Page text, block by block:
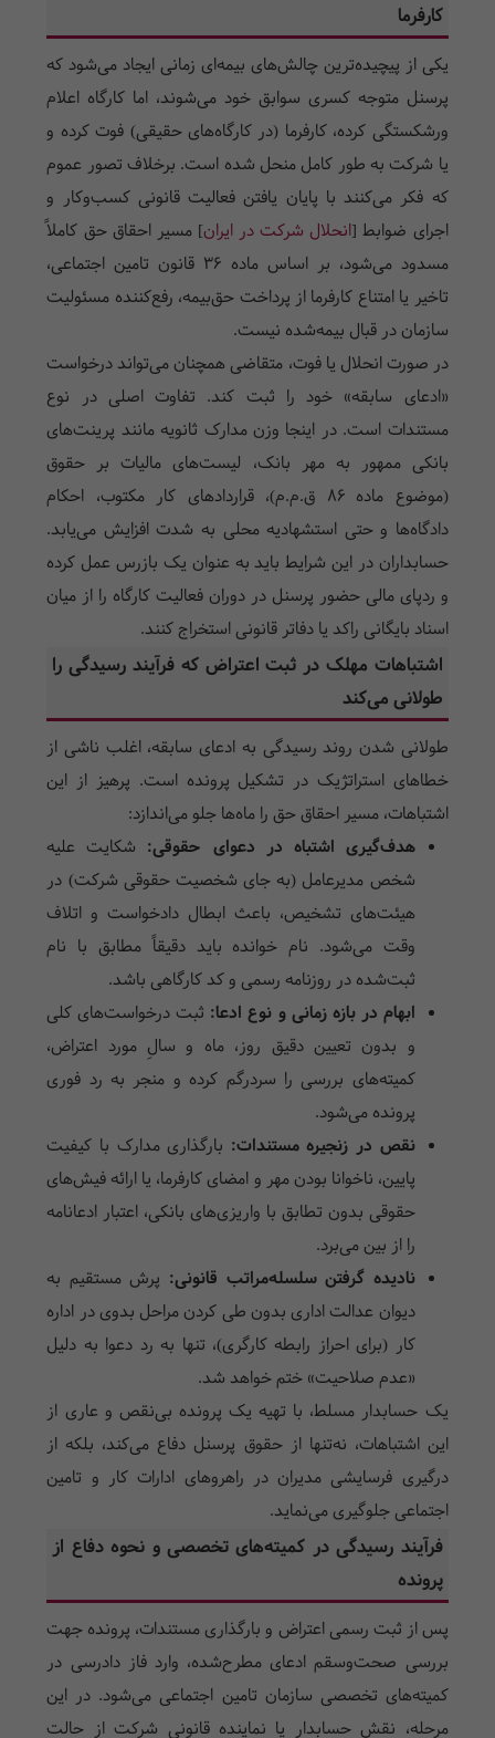
کارفرما
یکی از پیچیده‌ترین چالش‌های بیمه‌ای زمانی ایجاد می‌شود که
پرسنل متوجه کسری سوابق خود می‌شوند، اما کارگاه اعلام
ورشکستگی کرده، کارفرما (در کارگاه‌های حقیقی) فوت کرده و
یا شرکت به طور کامل منحل شده است. برخلاف تصور عموم
که فکر می‌کنند با پایان یافتن فعالیت قانونی کسب‌وکار و
اجرای ضوابط [انحلال شرکت در ایران] مسیر احقاق حق کاملاً
مسدود می‌شود، بر اساس ماده ۳۶ قانون تامین اجتماعی،
تاخیر یا امتناع کارفرما از پرداخت حق‌بیمه، رفع‌کننده مسئولیت
سازمان در قبال بیمه‌شده نیست.
در صورت انحلال یا فوت، متقاضی همچنان می‌تواند درخواست
«ادعای سابقه» خود را ثبت کند. تفاوت اصلی در نوع
مستندات است. در اینجا وزن مدارک ثانویه مانند پرینت‌های
بانکی ممهور به مهر بانک، لیست‌های مالیات بر حقوق
(موضوع ماده ۸۶ ق.م.م)، قراردادهای کار مکتوب، احکام
دادگاه‌ها و حتی استشهادیه محلی به شدت افزایش می‌یابد.
حسابداران در این شرایط باید به عنوان یک بازرس عمل کرده
و ردپای مالی حضور پرسنل در دوران فعالیت کارگاه را از میان
اسناد بایگانی راکد یا دفاتر قانونی استخراج کنند.
اشتباهات مهلک در ثبت اعتراض که فرآیند رسیدگی را
طولانی می‌کند
طولانی شدن روند رسیدگی به ادعای سابقه، اغلب ناشی از
خطاهای استراتژیک در تشکیل پرونده است. پرهیز از این
اشتباهات، مسیر احقاق حق را ماه‌ها جلو می‌اندازد:
هدف‌گیری اشتباه در دعوای حقوقی: شکایت علیه
شخص مدیرعامل (به جای شخصیت حقوقی شرکت) در
هیئت‌های تشخیص، باعث ابطال دادخواست و اتلاف
وقت می‌شود. نام خوانده باید دقیقاً مطابق با نام
ثبت‌شده در روزنامه رسمی و کد کارگاهی باشد.
ابهام در بازه زمانی و نوع ادعا: ثبت درخواست‌های کلی
و بدون تعیین دقیق روز، ماه و سالِ مورد اعتراض،
کمیته‌های بررسی را سردرگم کرده و منجر به رد فوری
پرونده می‌شود.
نقص در زنجیره مستندات: بارگذاری مدارک با کیفیت
پایین، ناخوانا بودن مهر و امضای کارفرما، یا ارائه فیش‌های
حقوقی بدون تطابق با واریزی‌های بانکی، اعتبار ادعانامه
را از بین می‌برد.
نادیده گرفتن سلسله‌مراتب قانونی: پرش مستقیم به
دیوان عدالت اداری بدون طی کردن مراحل بدوی در اداره
کار (برای احراز رابطه کارگری)، تنها به رد دعوا به دلیل
«عدم صلاحیت» ختم خواهد شد.
یک حسابدار مسلط، با تهیه یک پرونده بی‌نقص و عاری از
این اشتباهات، نه‌تنها از حقوق پرسنل دفاع می‌کند، بلکه از
درگیری فرسایشی مدیران در راهروهای ادارات کار و تامین
اجتماعی جلوگیری می‌نماید.
فرآیند رسیدگی در کمیته‌های تخصصی و نحوه دفاع از
پرونده
پس از ثبت رسمی اعتراض و بارگذاری مستندات، پرونده جهت
بررسی صحت‌وسقم ادعای مطرح‌شده، وارد فاز دادرسی در
کمیته‌های تخصصی سازمان تامین اجتماعی می‌شود. در این
مرحله، نقش حسابدار یا نماینده قانونی شرکت از حالت